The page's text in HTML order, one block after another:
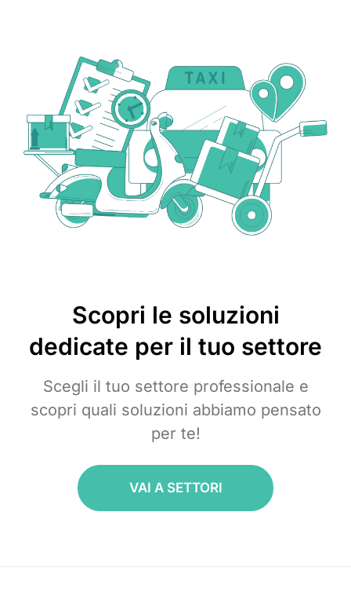
Scopri le soluzioni
dedicate per il tuo settore
Scegli il tuo settore professionale e
scopri quali soluzioni abbiamo pensato
per te!
VAI A SETTORI